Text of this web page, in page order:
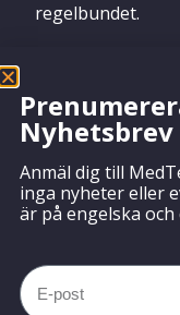
regelbundet.
Nyhetsbrev
Anmäl dig till
inga nyheter eller
är på engelska